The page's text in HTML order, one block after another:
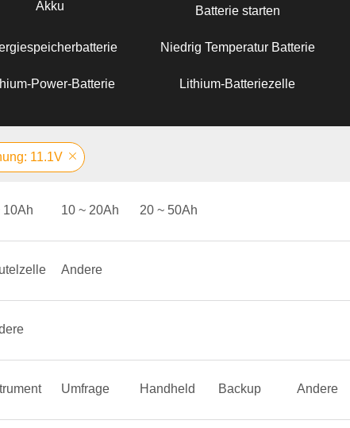
Akku Batterie starten
Niedrig Temperatur Batterie
Power-Batterie Lithium-Batteriezelle
11.1V
10Ah 10 ~ 20Ah 20 ~ 50Ah
Andere
Umfrage Handheld Backup Andere